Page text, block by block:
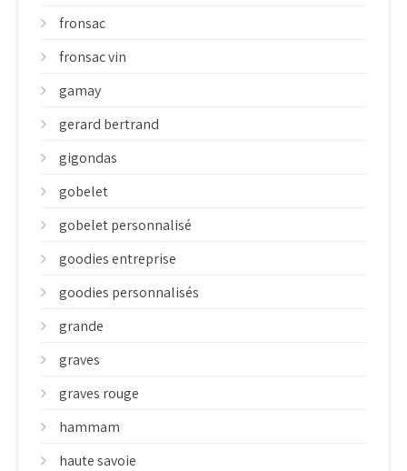
fronsac
fronsac vin
gamay
gerard bertrand
gigondas
gobelet
gobelet personnalisé
goodies entreprise
goodies personnalisés
grande
graves
graves rouge
hammam
haute savoie